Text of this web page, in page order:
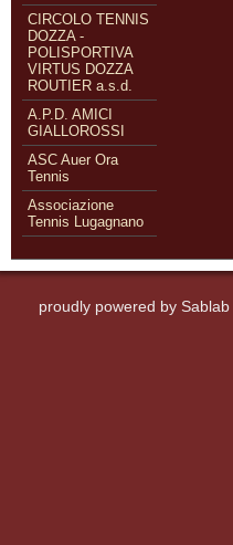
CIRCOLO TENNIS
DOZZA -
POLISPORTIVA
VIRTUS DOZZA
ROUTIER a.s.d.
A.P.D. AMICI
GIALLOROSSI
ASC Auer Ora
Tennis
Associazione
Tennis Lugagnano
proudly powered by Sablab